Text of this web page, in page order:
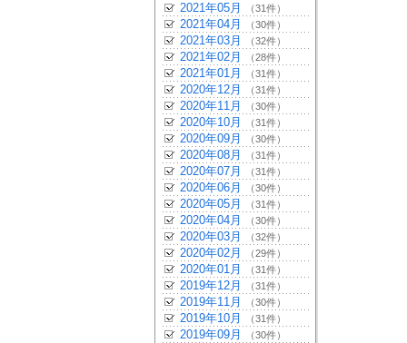
2021年05月 （31件）
2021年04月 （30件）
2021年03月 （32件）
2021年02月 （28件）
2021年01月 （31件）
2020年12月 （31件）
2020年11月 （30件）
2020年10月 （31件）
2020年09月 （30件）
2020年08月 （31件）
2020年07月 （31件）
2020年06月 （30件）
2020年05月 （31件）
2020年04月 （30件）
2020年03月 （32件）
2020年02月 （29件）
2020年01月 （31件）
2019年12月 （31件）
2019年11月 （30件）
2019年10月 （31件）
2019年09月 （30件）